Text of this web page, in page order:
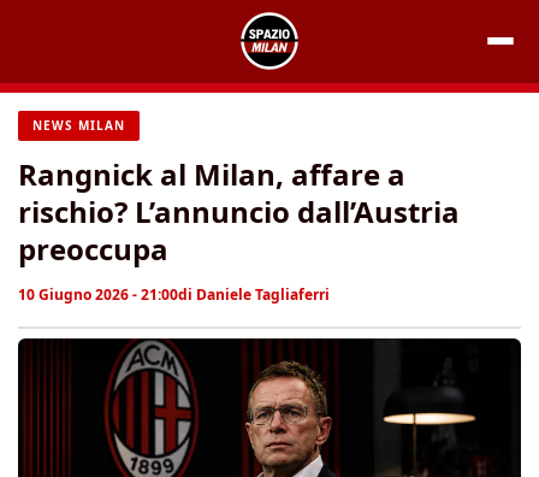
contenuto
NEWS MILAN
Rangnick al Milan, affare a
rischio? L’annuncio dall’Austria
preoccupa
10 Giugno 2026 - 21:00di Daniele Tagliaferri